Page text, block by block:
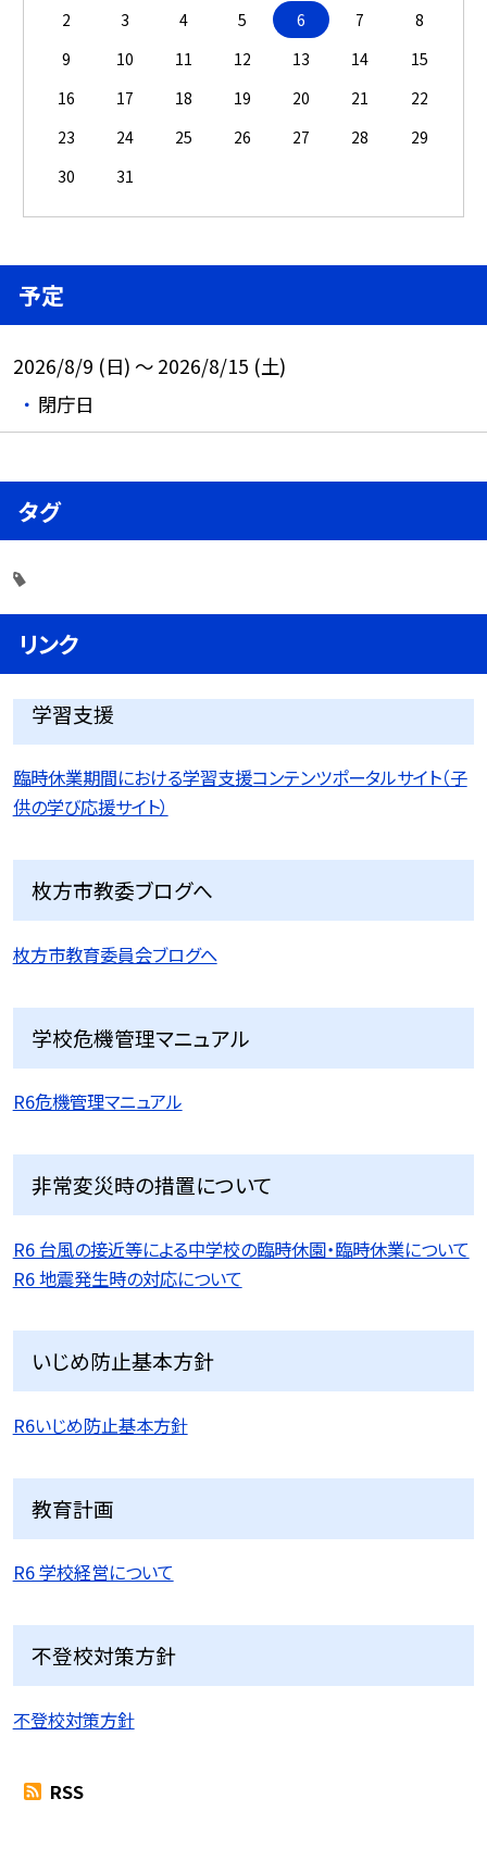
2
3 4 5 6 7
8
9
10 11 12 13 14
15
16
17 18 19 20 21
22
23
24 25 26 27 28
29
30
31
予定
2026/8/9 (日) ～ 2026/8/15 (土)
閉庁日
タグ
リンク
学習支援
臨時休業期間における学習支援コンテンツポータルサイト（子
供の学び応援サイト）
枚方市教委ブログへ
枚方市教育委員会ブログへ
学校危機管理マニュアル
R6危機管理マニュアル
非常変災時の措置について
R6 台風の接近等による中学校の臨時休園・臨時休業について
R6 地震発生時の対応について
いじめ防止基本方針
R6いじめ防止基本方針
教育計画
R6 学校経営について
不登校対策方針
不登校対策方針
RSS